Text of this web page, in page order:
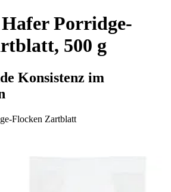
Porridge-
500 g
Konsistenz im
Flocken Zartblatt